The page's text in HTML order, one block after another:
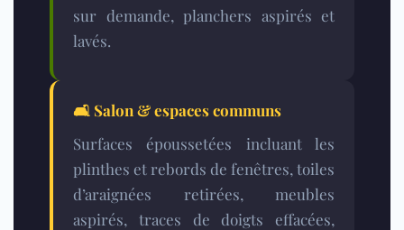
sur demande, planchers aspirés et
lavés.
🛋️ Salon & espaces communs
Surfaces époussetées incluant les
plinthes et rebords de fenêtres, toiles
d’araignées retirées, meubles
aspirés, traces de doigts effacées,